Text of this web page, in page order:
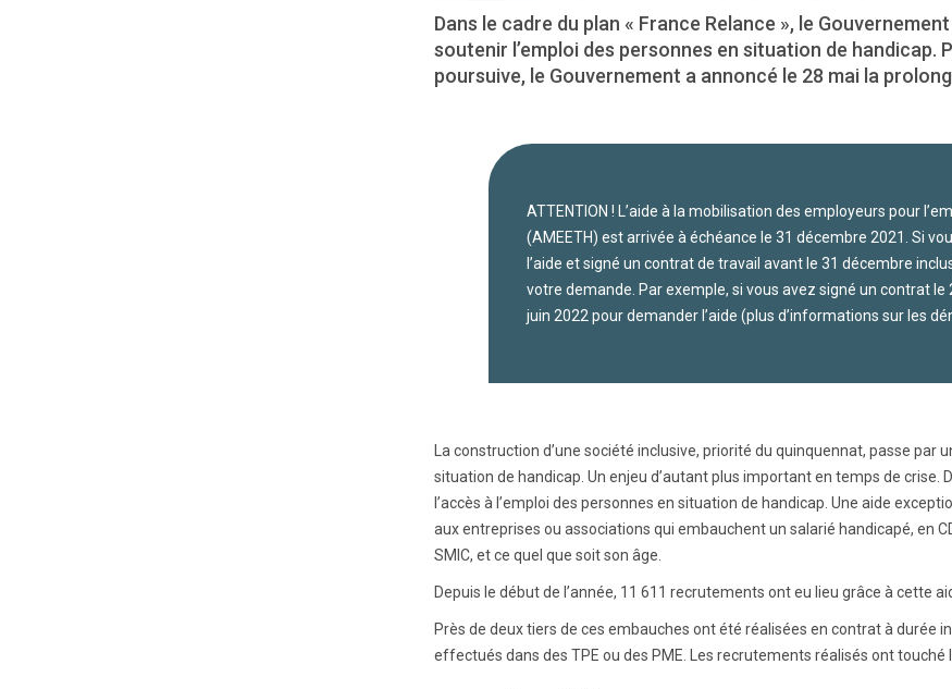
Dans le cadre du plan « France Relance », le
soutenir l’emploi des personnes en situation de handicap.
poursuive, le Gouvernement a annoncé le 28 mai la
ATTENTION ! L’aide à la mobilisation des employeurs pour
(AMEETH) est arrivée à échéance le 31 décembre 2021. Si
l’aide et signé un contrat de travail avant le 31 décembre
votre demande. Par exemple, si vous avez signé un contrat le
juin 2022 pour demander l’aide (plus d’informations sur les
La construction d’une société inclusive, priorité du quinquennat, passe par
situation de handicap. Un enjeu d’autant plus important en temps de crise.
l’accès à l’emploi des personnes en situation de handicap. Une aide
aux entreprises ou associations qui embauchent un salarié handicapé, en
SMIC, et ce quel que soit son âge.
Depuis le début de l’année, 11 611 recrutements ont eu lieu grâce à cette
Près de deux tiers de ces embauches ont été réalisées en contrat à durée
effectués dans des TPE ou des PME. Les recrutements réalisés ont touché